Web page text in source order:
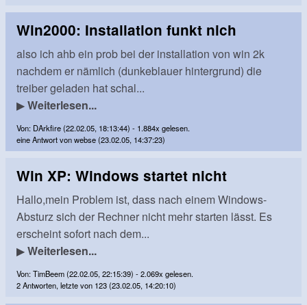
Win2000: Installation funkt nich
also ich ahb ein prob bei der installation von win 2k
nachdem er nämlich (dunkeblauer hintergrund) die
treiber geladen hat schal...
▶Weiterlesen...
Von: DArkfire (22.02.05, 18:13:44) - 1.884x gelesen.
eine Antwort von webse (23.02.05, 14:37:23)
Win XP: Windows startet nicht
Hallo,mein Problem ist, dass nach einem Windows-
Absturz sich der Rechner nicht mehr starten lässt. Es
erscheint sofort nach dem...
▶Weiterlesen...
Von: TimBeem (22.02.05, 22:15:39) - 2.069x gelesen.
2 Antworten, letzte von 123 (23.02.05, 14:20:10)